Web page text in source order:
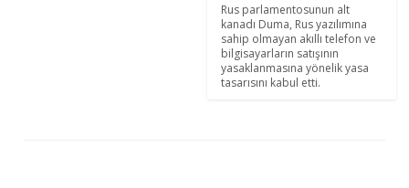
Rus parlamentosunun alt
kanadı Duma, Rus yazılımına
sahip olmayan akıllı telefon ve
bilgisayarların satışının
yasaklanmasına yönelik yasa
tasarısını kabul etti.